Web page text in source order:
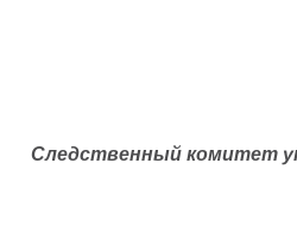
Следственный комитет